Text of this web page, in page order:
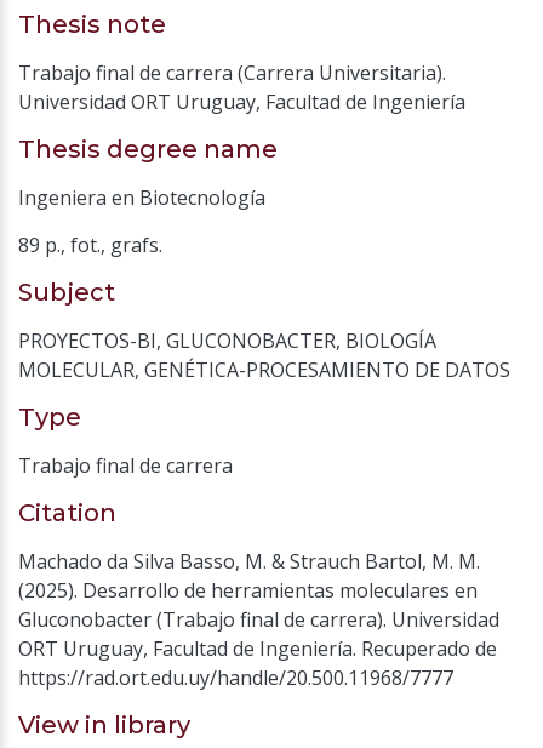
Thesis note
Trabajo final de carrera (Carrera Universitaria).
Universidad ORT Uruguay, Facultad de Ingeniería
Thesis degree name
Ingeniera en Biotecnología
89 p., fot., grafs.
Subject
PROYECTOS-BI, GLUCONOBACTER, BIOLOGÍA
MOLECULAR, GENÉTICA-PROCESAMIENTO DE DATOS
Type
Trabajo final de carrera
Citation
Machado da Silva Basso, M. & Strauch Bartol, M. M.
(2025). Desarrollo de herramientas moleculares en
Gluconobacter (Trabajo final de carrera). Universidad
ORT Uruguay, Facultad de Ingeniería. Recuperado de
https://rad.ort.edu.uy/handle/20.500.11968/7777
View in library